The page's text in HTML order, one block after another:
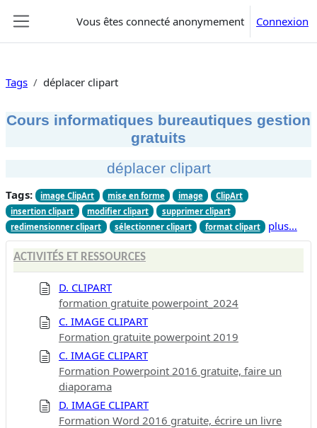
Vous êtes connecté anonymement Connexion
Tags déplacer clipart
Cours informatiques bureautiques gestion
gratuits
déplacer clipart
Tags: image ClipArt mise en forme image
ClipArt
insertion clipart
modifier clipart
supprimer clipart
redimensionner clipart
sélectionner clipart format clipart plus…
ACTIVITÉS ET RESSOURCES
D. CLIPART
formation gratuite powerpoint_2024
C. IMAGE CLIPART
Formation gratuite powerpoint 2019
C. IMAGE CLIPART
Formation Powerpoint 2016 gratuite, faire un
diaporama
D. IMAGE CLIPART
Formation Word 2016 gratuite, écrire un livre